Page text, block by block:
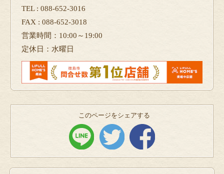
TEL : 088-652-3016
FAX : 088-652-3018
営業時間：10:00～19:00
定休日：水曜日
このページをシェアする